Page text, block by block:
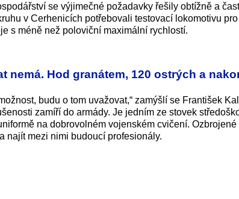
se výjimečné požadavky řešily obtížně a
v Cerhenicích potřebovali testovací lokomotivu
s méně než poloviční maximální rychlostí.
nemá. Hod granátem, 120 ostrých a
budu o tom uvažovat,“ zamýšlí se František
zamíří do armády. Je jedním ze stovek
na dobrovolném vojenském cvičení.
najít mezi nimi budoucí profesionály.